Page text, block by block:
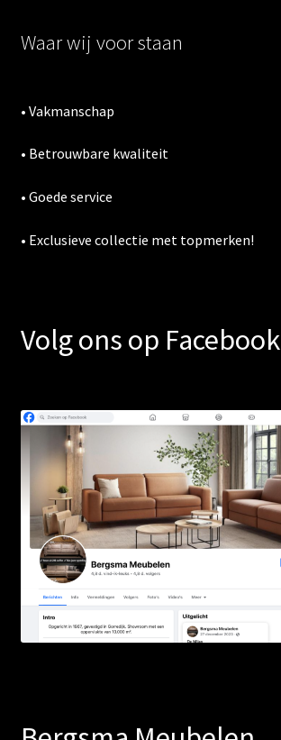
Waar wij voor staan
• Vakmanschap
• Betrouwbare kwaliteit
• Goede service
• Exclusieve collectie met topmerken!
Volg ons op Facebook